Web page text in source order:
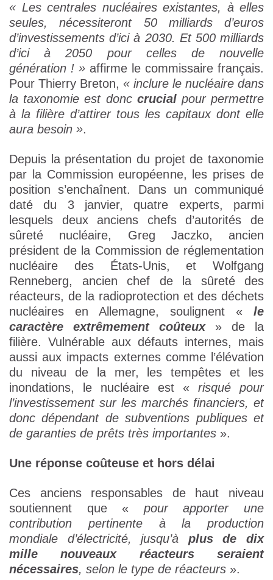
« Les centrales nucléaires existantes, à elles
seules, nécessiteront 50 milliards d’euros
d’investissements d’ici à 2030. Et 500 milliards
d’ici à 2050 pour celles de nouvelle
génération ! » affirme le commissaire français.
Pour Thierry Breton, « inclure le nucléaire dans
la taxonomie est donc crucialpour permettre
à la filière d’attirer tous les capitaux dont elle
aura besoin ».
Depuis la présentation du projet de taxonomie
par la Commission européenne, les prises de
position s’enchaînent. Dans un communiqué
daté du 3 janvier, quatre experts, parmi
lesquels deux anciens chefs d’autorités de
sûreté nucléaire, Greg Jaczko, ancien
président de la Commission de réglementation
nucléaire des États-Unis, et Wolfgang
Renneberg, ancien chef de la sûreté des
réacteurs, de la radioprotection et des déchets
nucléaires en Allemagne, soulignent « le
caractère extrêmement coûteux» de la
filière. Vulnérable aux défauts internes, mais
aussi aux impacts externes comme l’élévation
du niveau de la mer, les tempêtes et les
inondations, le nucléaire est « risqué pour
l’investissement sur les marchés financiers, et
donc dépendant de subventions publiques et
de garanties de prêts très importantes ».
Une réponse coûteuse et hors délai
Ces anciens responsables de haut niveau
soutiennent que « pour apporter une
contribution pertinente à la production
mondiale d’électricité, jusqu’à plus de dix
mille nouveaux réacteurs seraient
nécessaires, selon le type de réacteurs ».